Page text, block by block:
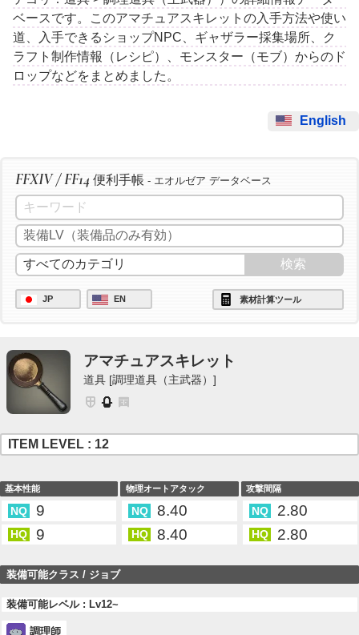
ベースです。このアマチュアスキレットの入手方法や使い
道、入手できるショップNPC、ギャザラー採集場所、ク
ラフト制作情報（レシピ）、モンスター（モブ）からのド
ロップなどをまとめました。
English
FFXIV / FF14 便利手帳 - エオルゼア データベース
JP EN 素材計算ツール
アマチュアスキレット
道具 [調理道具（主武器）]
ITEM LEVEL : 12
基本性能
NQ 9
HQ 9
物理オートアタック
NQ 8.40
HQ 8.40
攻撃間隔
NQ 2.80
HQ 2.80
装備可能クラス / ジョブ
装備可能レベル : Lv12~
調理師